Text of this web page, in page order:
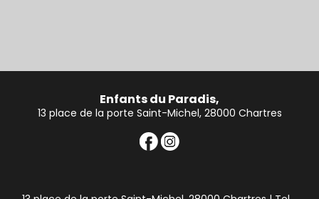
Enfants du Paradis,
13 place de la porte Saint-Michel, 28000 Chartres